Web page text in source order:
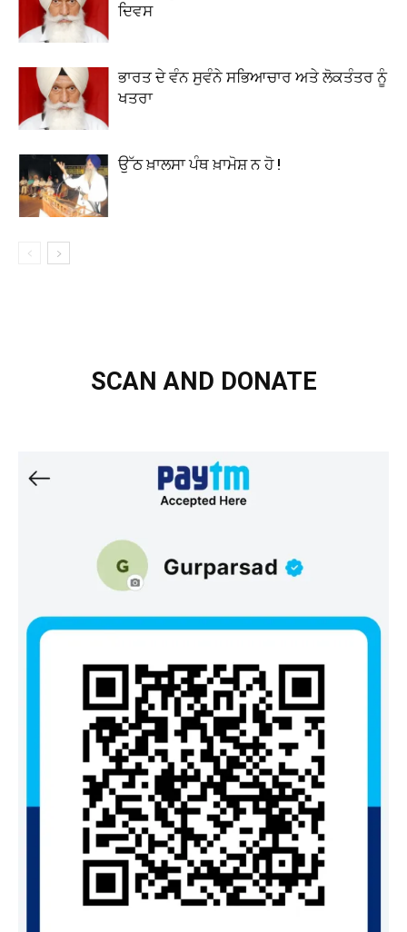
ਦਿਵਸ
ਭਾਰਤ ਦੇ ਵੰਨ ਸੁਵੰਨੇ ਸਭਿਆਚਾਰ ਅਤੇ ਲੋਕਤੰਤਰ ਨੂੰ
ਖਤਰਾ
ਉੱਠ ਖ਼ਾਲਸਾ ਪੰਥ ਖ਼ਾਮੋਸ਼ ਨ ਹੋ !
SCAN AND DONATE